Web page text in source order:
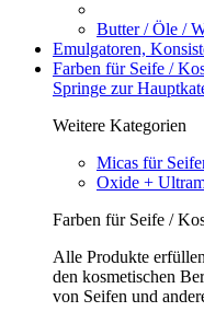
Butter / Öle /
Emulgatoren,
Farben für Seife /
Springe zur
Weitere Kategorien
Micas für
Oxide +
Farben für Seife /
Alle Produkte
den kosmetischen
von Seifen und